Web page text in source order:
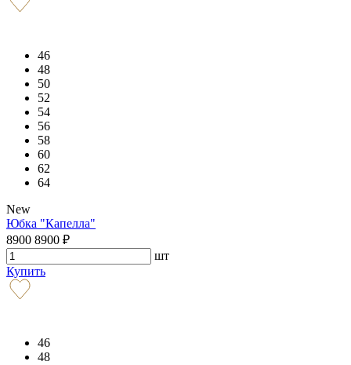
46
48
50
52
54
56
58
60
62
64
New
Юбка "Капелла"
8900 8900 ₽
шт
Купить
46
48